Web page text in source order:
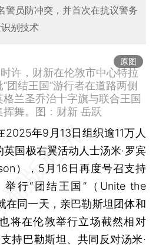
警员防冲突，并首次在抗议警务
别技术
原图
许，财新在伦敦市中心特拉
团结王国”游行者在道路两侧
兰圣乔治十字旗与联合王国
舞。图：财新 岳跃
2025年9月13日组织逾11万人
国极右翼活动人士汤米·罗宾
），5月16日再度号召支持
行“团结王国”（Unite the
在同一天，亲巴勒斯坦团体和
将在伦敦举行立场截然相对
持巴勒斯坦、共同反对汤米·